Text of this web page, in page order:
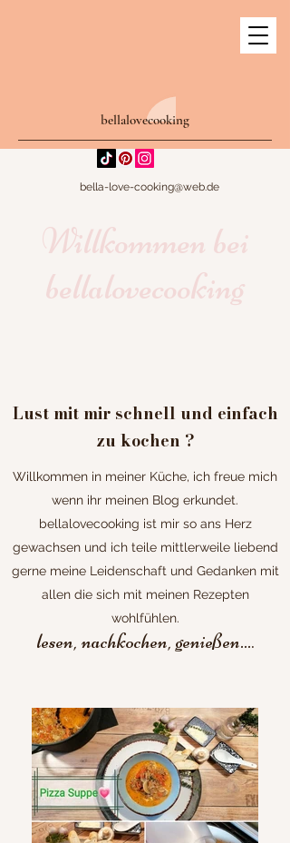
bellalovecooking
bella-love-cooking@web.de
Willkommen bei
bellalovecooking
Lust mit mir schnell und einfach
zu kochen ?
Willkommen in meiner Küche, ich freue mich
wenn ihr meinen Blog erkundet.
bellalovecooking ist mir so ans Herz
gewachsen und ich teile mittlerweile liebend
gerne meine Leidenschaft und Gedanken mit
allen die sich mit meinen Rezepten
wohlfühlen.
lesen, nachkochen, genießen....